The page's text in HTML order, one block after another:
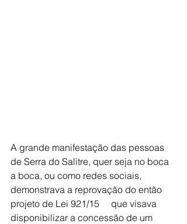
A grande manifestação das pessoas
de Serra do Salitre, quer seja no boca
a boca, ou como redes sociais,
demonstrava a reprovação do então
projeto de Lei 921/15     que visava
disponibilizar a concessão de um